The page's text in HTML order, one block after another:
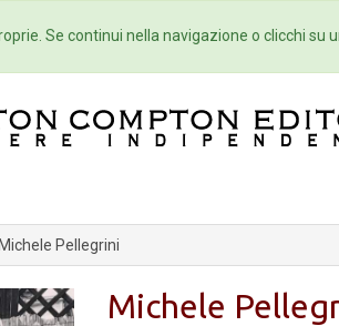
Autori Eventi Collane
Michele Pellegrini
Michele
Se continui nella navigazione o clicchi su